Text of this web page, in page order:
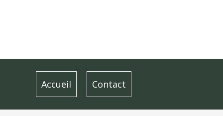
Accueil Contact